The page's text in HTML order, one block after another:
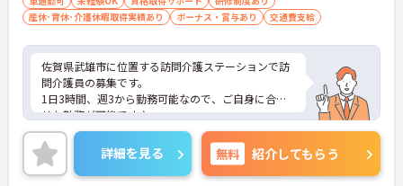
産休･育休･介護休暇取得実績あり
ボーナス・賞与あり 交通費支給
佐賀県武雄市に位置する訪問介護ステーションで訪
問介護員の募集です。
1日3時間、週3から勤務可能なので、ご自身に合わ
せた勤務が可能です♪
また、賞与あり！頑張りはしっかり反映されます！
ご興味のある方はご面接のポイントお伝えしますの
でご気軽にお問い合わせください。
詳細を見る 無料 紹介してもらう